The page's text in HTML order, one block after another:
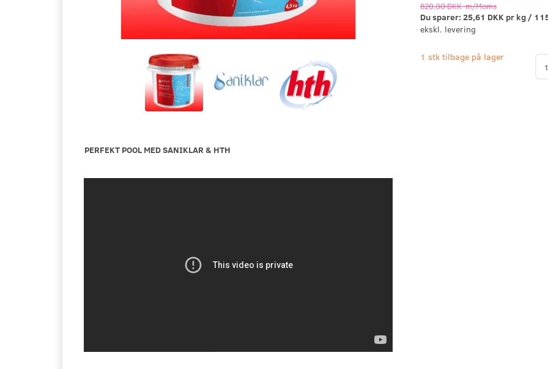
PERFEKT POOL MED SANIKLAR & HTH
820,00 DKKm/Moms
Du sparer: 25,61 DKK pr kg
ekskl. levering
1 stk tilbage på lager